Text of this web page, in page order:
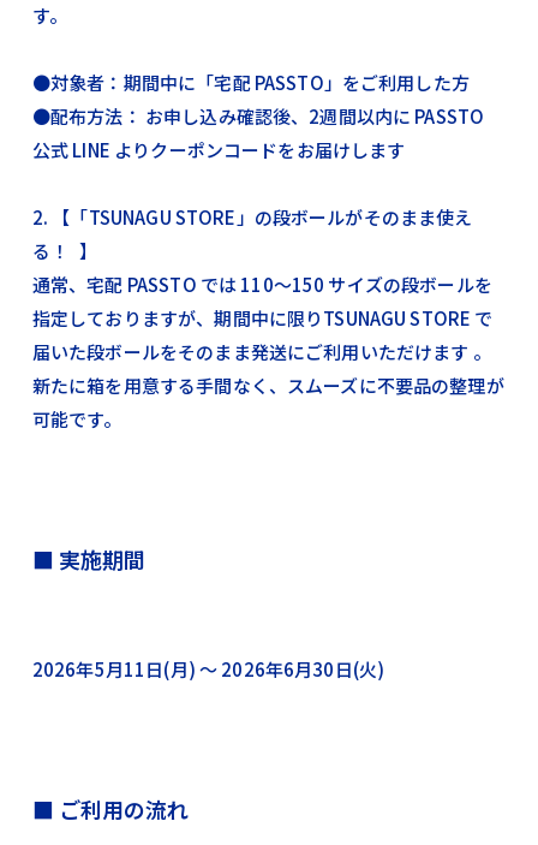
す。
●対象者：期間中に「宅配 PASSTO」をご利用した方
●配布方法： お申し込み確認後、2週間以内に PASSTO
公式 LINE よりクーポンコードをお届けします
2. 【「TSUNAGU STORE」の段ボールがそのまま使え
る！ 】
通常、宅配 PASSTO では 110〜150 サイズの段ボールを
指定しておりますが、期間中に限りTSUNAGU STORE で
届いた段ボールをそのまま発送にご利用いただけます 。
新たに箱を用意する手間なく、スムーズに不要品の整理が
可能です。
■ 実施期間
2026年5月11日(月) 〜 2026年6月30日(火)
■ ご利用の流れ